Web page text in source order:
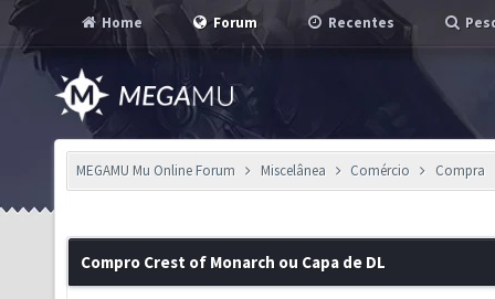
Home Forum Recentes
MEGAMU Mu Online Forum Miscelânea Comércio Compra
Compro Crest of Monarch ou Capa de DL